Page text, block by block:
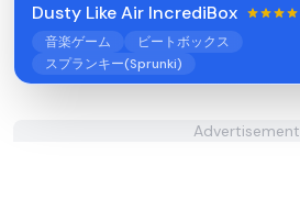
Dusty Like Air IncrediBox
音楽ゲーム
ビートボックス
スプランキー(Sprunki)
Advertisement